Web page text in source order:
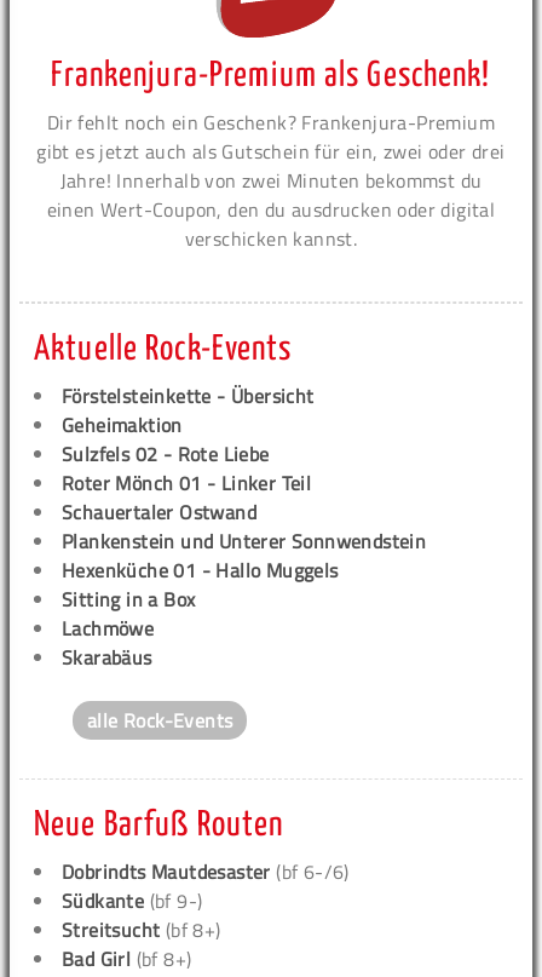
Frankenjura-Premium als Geschenk!
Dir fehlt noch ein Geschenk? Frankenjura-Premium
gibt es jetzt auch als Gutschein für ein, zwei oder drei
Jahre! Innerhalb von zwei Minuten bekommst du
einen Wert-Coupon, den du ausdrucken oder digital
verschicken kannst.
Aktuelle Rock-Events
Förstelsteinkette - Übersicht
Geheimaktion
Sulzfels 02 - Rote Liebe
Roter Mönch 01 - Linker Teil
Schauertaler Ostwand
Plankenstein und Unterer Sonnwendstein
Hexenküche 01 - Hallo Muggels
Sitting in a Box
Lachmöwe
Skarabäus
alle Rock-Events
Neue Barfuß Routen
Dobrindts Mautdesaster (bf 6-/6)
Südkante (bf 9-)
Streitsucht (bf 8+)
Bad Girl (bf 8+)